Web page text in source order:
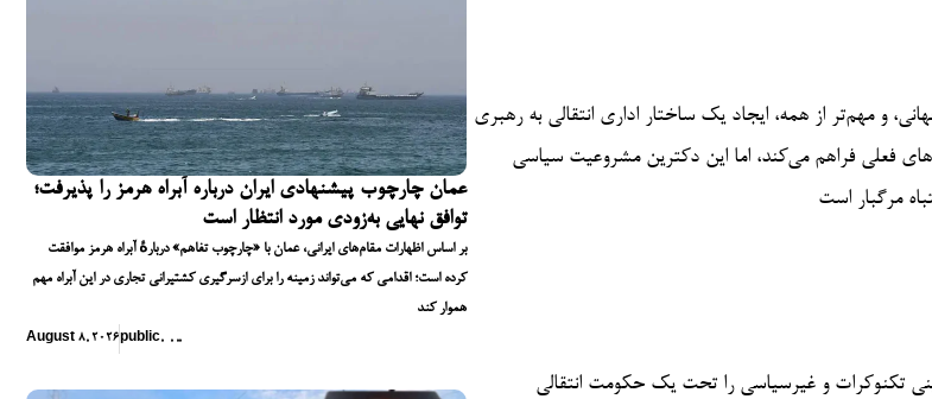
عمان چارچوب پیشنهادی ایران درباره آبراه هرمز را پذیرفت؛
توافق نهایی به‌زودی مورد انتظار است
بر اساس اظهارات مقام‌های ایرانی، عمان با «چارچوب تفاهم» دربارهٔ آبراه هرمز موافقت
کرده است؛ اقدامی که می‌تواند زمینه را برای ازسرگیری کشتیرانی تجاری در این آبراه مهم
هموار کند
August 8, 2026 public, ,,,
و مهم‌تر از همه، ایجاد یک ساختار اداری انتقالی به رهبری
فعلی فراهم می‌کند، اما این دکترین مشروعیت سیاسی
مرگبار است
تکنوکرات و غیرسیاسی را تحت یک حکومت انتقالی